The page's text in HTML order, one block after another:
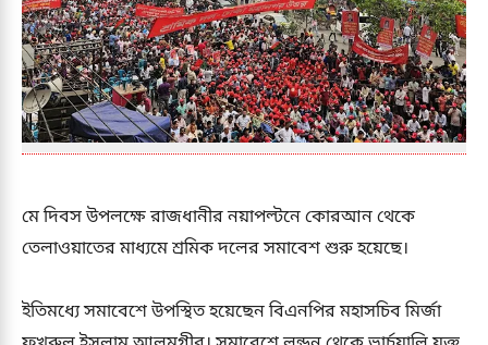
মে দিবস উপলক্ষে রাজধানীর নয়াপল্টনে কোরআন থেকে
তেলাওয়াতের মাধ্যমে শ্রমিক দলের সমাবেশ শুরু হয়েছে।
ইতিমধ্যে সমাবেশে উপস্থিত হয়েছেন বিএনপির মহাসচিব মির্জা